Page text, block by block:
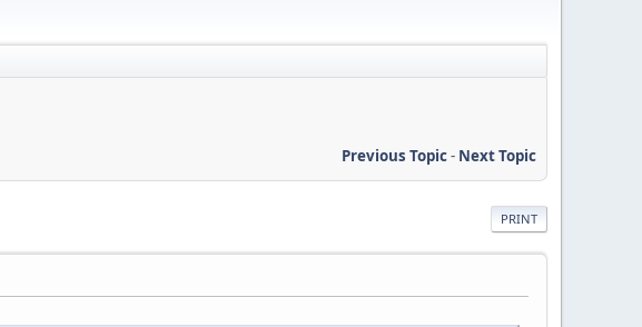
Previous Topic- Next Topic
PRINT